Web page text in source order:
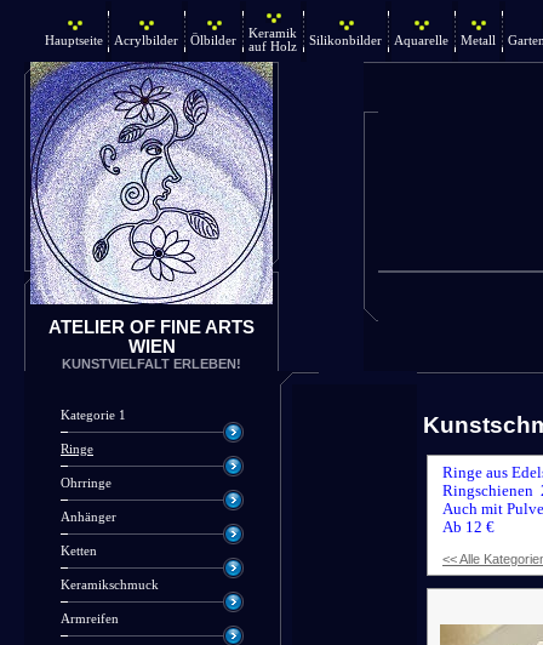
Hauptseite Acrylbilder Ölbilder
Keramik
auf Holz
Silikonbilder Aquarelle Metall
ATELIER OF FINE ARTS
WIEN
KUNSTVIELFALT ERLEBEN!
Kategorie 1
Ringe
Ohrringe
Anhänger
Ketten
Keramikschmuck
Armreifen
Ringe aus
Ringschienen
Auch mit
Ab 12 €
<< Alle